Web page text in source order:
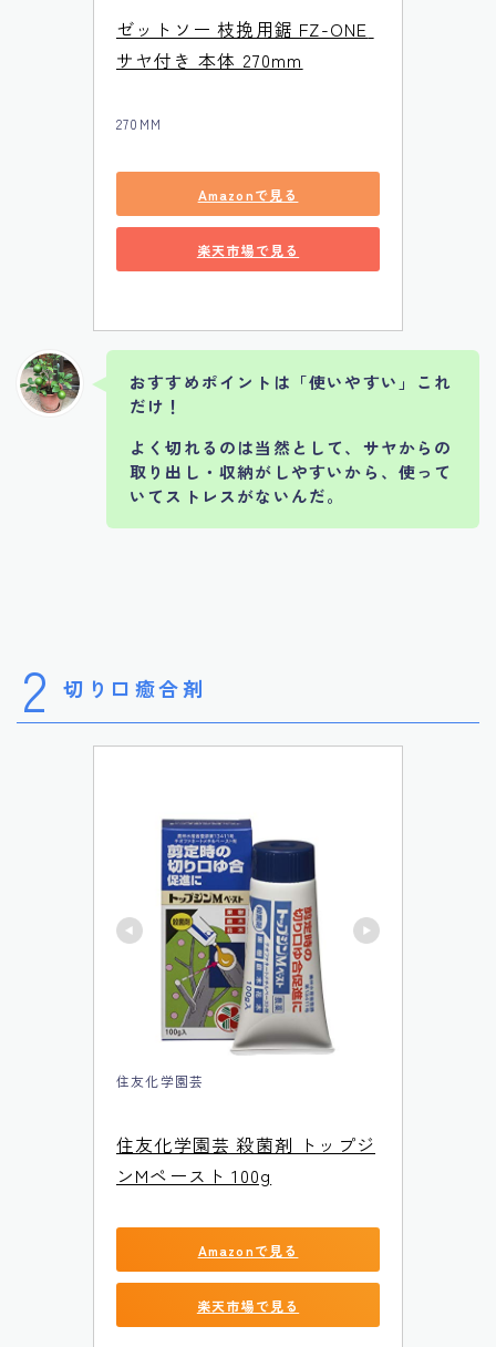
ゼットソー 枝挽用鋸 FZ-ONE
サヤ付き 本体 270mm
270MM
Amazonで見る
楽天市場で見る
おすすめポイントは「使いやすい」これ
だけ！
よく切れるのは当然として、サヤからの
取り出し・収納がしやすいから、使って
いてストレスがないんだ。
2 切り口癒合剤
住友化学園芸
住友化学園芸 殺菌剤 トップジ
ンMペースト 100g
Amazonで見る
楽天市場で見る